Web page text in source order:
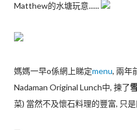
Matthew的水塘玩意......
媽媽一早o係網上睇定menu, 兩年
Nadaman Original Lunch中, 揀了
菜) 當然不及懷石料理的豐富, 只